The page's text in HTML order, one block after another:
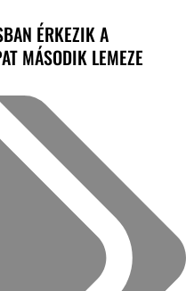
ÉRKEZIK A
MÁSODIK LEMEZE